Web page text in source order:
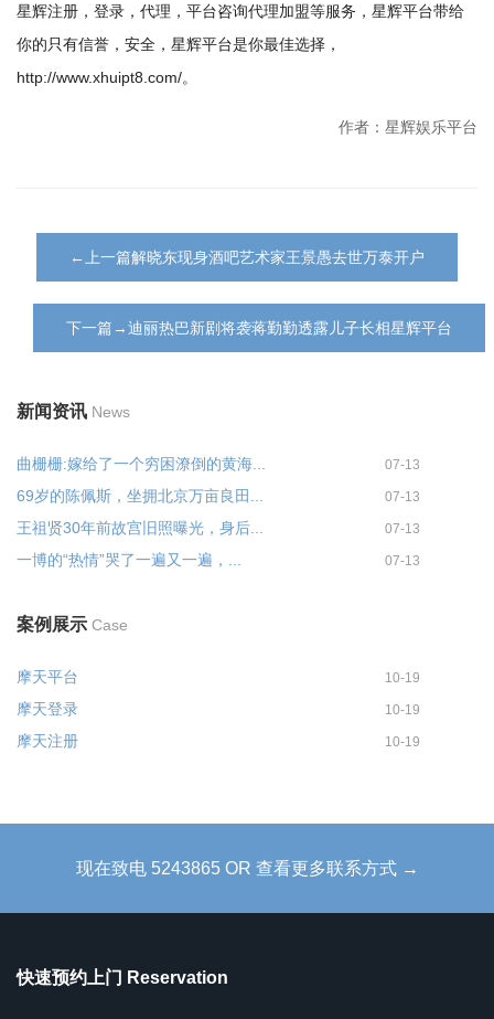
星辉注册，登录，代理，平台咨询代理加盟等服务，星辉平台带给
你的只有信誉，安全，星辉平台是你最佳选择，
http://www.xhuipt8.com/。
作者：星辉娱乐平台
←上一篇解晓东现身酒吧艺术家王景愚去世万泰开户
下一篇→迪丽热巴新剧将袭蒋勤勤透露儿子长相星辉平台
新闻资讯 News
曲栅栅:嫁给了一个穷困潦倒的黄海... 07-13
69岁的陈佩斯，坐拥北京万亩良田... 07-13
王祖贤30年前故宫旧照曝光，身后... 07-13
一博的“热情”哭了一遍又一遍，... 07-13
案例展示 Case
摩天平台 10-19
摩天登录 10-19
摩天注册 10-19
现在致电 5243865 OR 查看更多联系方式 →
快速预约上门 Reservation